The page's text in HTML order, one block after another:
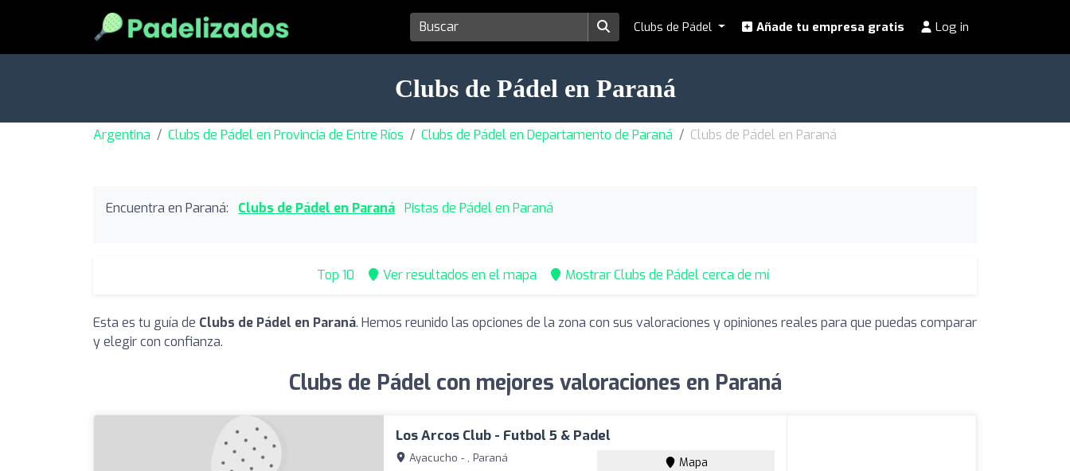
Clubs de Pádel Añade tu empresa gratis Log in
Clubs de Pádel en Paraná
Argentina Clubs de Pádel en Provincia de Entre Ríos Clubs de Pádel en Departamento de Paraná Clubs de Pádel en Paraná
Encuentra en Paraná: Clubs de Pádel en Paraná Pistas de Pádel en Paraná
Top 10 Ver resultados en el mapa Mostrar Clubs de Pádel cerca de mí
Esta es tu guía de Clubs de Pádel en Paraná. Hemos reunido las opciones de la zona con sus valoraciones y opiniones reales para que puedas comparar
y elegir con confianza.
Clubs de Pádel con mejores valoraciones en Paraná
Los Arcos Club - Futbol 5 & Padel
Ayacucho - , Paraná Mapa